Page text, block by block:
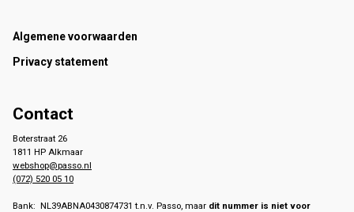
Footer
Algemene voorwaarden
Privacy statement
Contact
Boterstraat 26
1811 HP Alkmaar
webshop@passo.nl
(072) 520 05 10
Bank: NL39ABNA0430874731 t.n.v. Passo, maar dit nummer is niet voor